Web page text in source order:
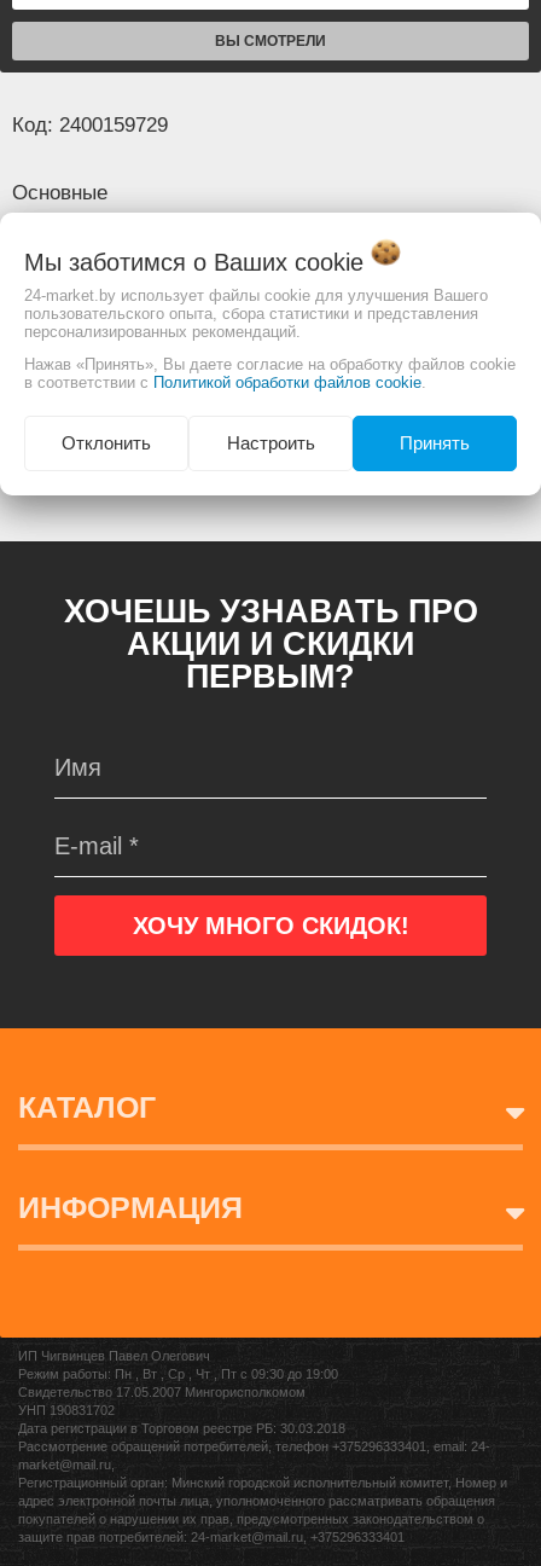
ВЫ СМОТРЕЛИ
Код: 2400159729
Основные
Изображение товара и комплектация могут
отличаться. СмотретьПолное описание:
ХАРАКТЕРИСТИКИ
2400159729
ХОЧЕШЬ УЗНАВАТЬ ПРО
АКЦИИ И СКИДКИ
ПЕРВЫМ?
КАТАЛОГ
ИНФОРМАЦИЯ
ИП Чигвинцев Павел Олегович
Режим работы: Пн , Вт , Ср , Чт , Пт c 09:30 до 19:00
Свидетельство 17.05.2007 Мингорисполкомом
УНП 190831702
Дата регистрации в Торговом реестре РБ: 30.03.2018
Рассмотрение обращений потребителей, телефон +375296333401, email: 24-
market@mail.ru,
Регистрационный орган: Минский городской исполнительный комитет, Номер и
адрес электронной почты лица, уполномоченного рассматривать обращения
покупателей о нарушении их прав, предусмотренных законодательством о
защите прав потребителей: 24-market@mail.ru, +375296333401
Мы заботимся о Ваших cookie
24-market.by использует файлы cookie для улучшения Вашего
пользовательского опыта, сбора статистики и представления
персонализированных рекомендаций.
Нажав «Принять», Вы даете согласие на обработку файлов cookie
в соответствии с Политикой обработки файлов cookie
Отклонить Настроить Принять